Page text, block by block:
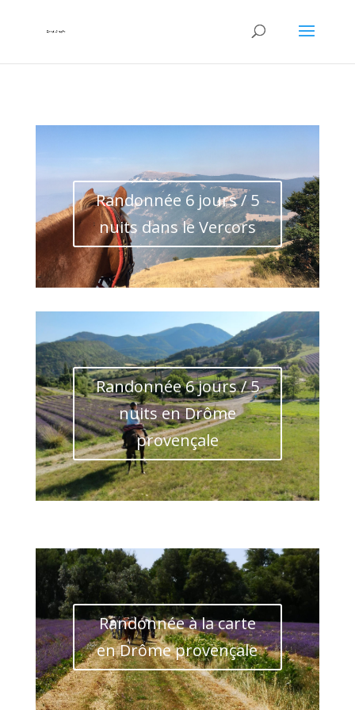
Randonnée 6 jours / 5
nuits dans le Vercors
Randonnée 6 jours / 5
nuits en Drôme
provençale
Randonnée à la carte
en Drôme provençale